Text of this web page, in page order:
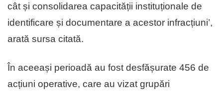
cât și consolidarea capacității instituționale de
identificare și documentare a acestor infracțiuni’,
arată sursa citată.
În aceeași perioadă au fost desfășurate 456 de
acțiuni operative, care au vizat grupări